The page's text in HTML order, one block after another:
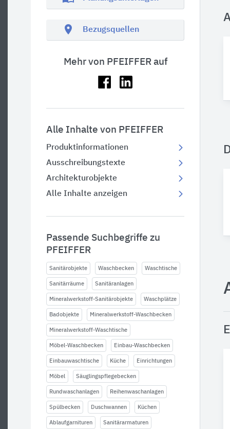
location_on Bezugsquellen
Mehr von PFEIFFER auf
Alle Inhalte von PFEIFFER
Produktinformationen
Ausschreibungstexte
Architekturobjekte
Alle Inhalte anzeigen
Passende Suchbegriffe zu
PFEIFFER
Sanitärobjekte Waschbecken Waschtische
Sanitärräume Sanitäranlagen
Mineralwerkstoff-Sanitärobjekte Waschplätze
Badobjekte Mineralwerkstoff-Waschbecken
Mineralwerkstoff-Waschtische
Möbel-Waschbecken Einbau-Waschbecken
Einbauwaschtische Küche Einrichtungen
Möbel Säuglingspflegebecken
Rundwaschanlagen Reihenwaschanlagen
Spülbecken Duschwannen Küchen
Ablaufgarnituren Sanitärarmaturen